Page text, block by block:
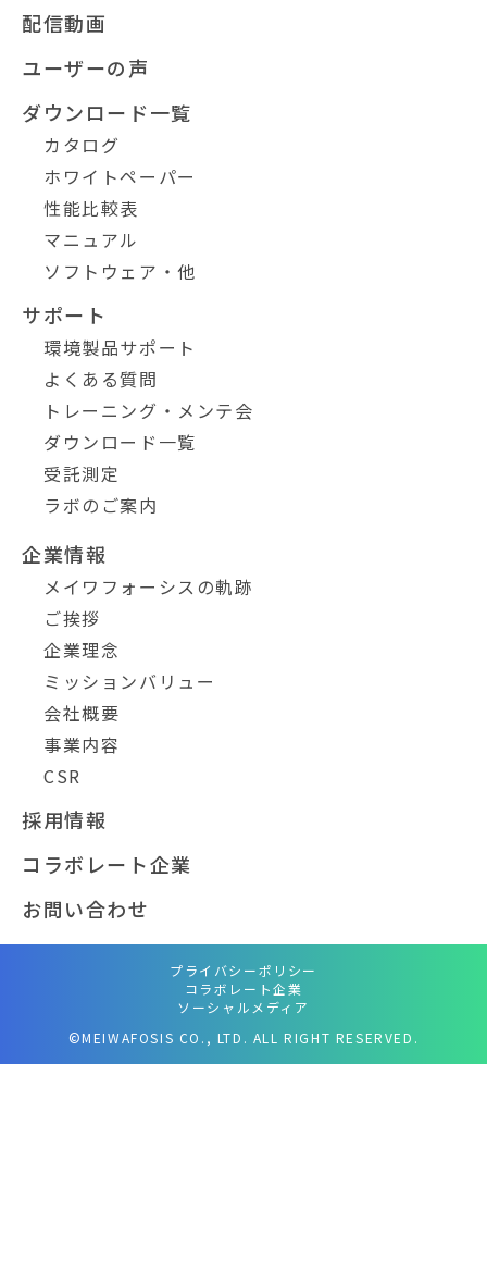
配信動画
ユーザーの声
ダウンロード一覧
カタログ
ホワイトペーパー
性能比較表
マニュアル
ソフトウェア・他
サポート
環境製品サポート
よくある質問
トレーニング・メンテ会
ダウンロード一覧
受託測定
ラボのご案内
企業情報
メイワフォーシスの軌跡
ご挨拶
企業理念
ミッションバリュー
会社概要
事業内容
CSR
採用情報
コラボレート企業
お問い合わせ
プライバシーポリシー
コラボレート企業
ソーシャルメディア
©MEIWAFOSIS CO., LTD. ALL RIGHT RESERVED.